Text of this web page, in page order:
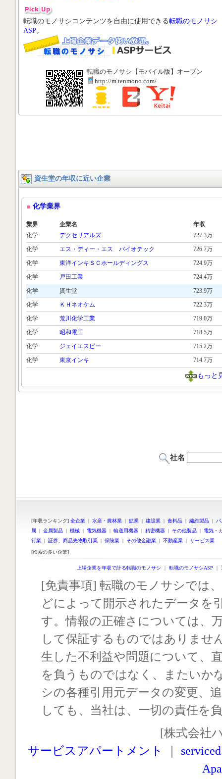
転職のモノサシコンテンツを自由に使用できる転職のモノサシ
ASP。
転職のモノサシ【モバイル版】オープン
http://m.tenmono.com/
資生堂の年収に近い企業
化学業界
業界 企業名
年収
化学
デクセリアルズ
727.3万
化学
エス・ディー・エス バイオテック
726.7万
化学
東洋インキＳＣホールディングス
724.9万
化学
戸田工業
724.4万
化学
資生堂
723.9万
化学
ＫＨネオケム
722.3万
化学
荒川化学工業
719.0万
化学
昭和電工
718.5万
化学
ジェイエスピー
715.2万
化学
東京インキ 714.7万
もっと
社名
[年収ランキング] 全企業 | 水産・農林業 | 鉱業 | 建設業 | 食料品 | 繊維製品 |
属 | 金属製品 | 機械 | 電気機器 | 輸送用機器 | 精密機器 | その他製品 | 電気・
行業 | 証券、商品先物取引業 | 保険業 | その他金融業 | 不動産業 | サービス業
[検索の多い企業]
上場企業を年収で計る転職のモノサシ ｜ 転職のモノサシASP ｜
[免責事項] 転職のモノサシでは
どによって開示されたデータを
す。情報の正確さについては、
して保証するものではありませ
生した不利益や問題について、
を負うものではなく、またいか
シの各種引用元データの変更、
しても、当社は、一切の責任を
[株式会社
サービスアパートメント